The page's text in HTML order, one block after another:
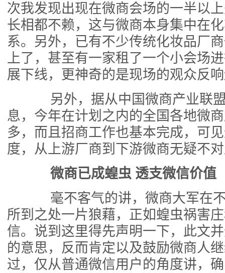
次我发现出现在微商会场的一半以
长相都不赖，这与微商本身集中在
系。另外，已有不少传统化妆品厂
上了，甚至有一家租了一个小会场
展下线，更神奇的是现场的观众反
另外，据从中国微商产业联盟
息，今年在计划之内的全国各地微
多，而且招商工作也基本完成，可
度，从上游厂商到下游微商无疑不
微商已成蝗虫 透支微信价值
毫不客气的讲，微商大军在不
所到之处一片狼藉，正如蝗虫祸害
信。说到这里得先声明一下，此文
的意思，反而肯定以及鼓励微商人
过，仅从普通微信用户的角度讲，